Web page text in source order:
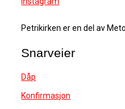
Petrikirken er en del av
Snarveier
Dåp
Konfirmasjon